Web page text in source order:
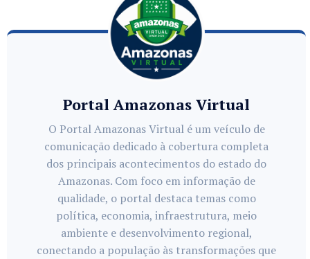
Portal Amazonas Virtual
O Portal Amazonas Virtual é um veículo de
comunicação dedicado à cobertura completa
dos principais acontecimentos do estado do
Amazonas. Com foco em informação de
qualidade, o portal destaca temas como
política, economia, infraestrutura, meio
ambiente e desenvolvimento regional,
conectando a população às transformações que